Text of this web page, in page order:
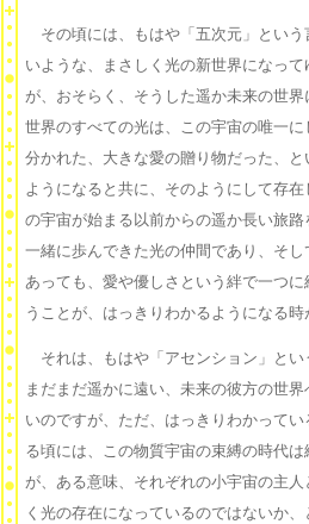
その頃には、もはや「五次元」という
いような、まさしく光の新世界になっ
が、おそらく、そうした遥か未来の世
世界のすべての光は、この宇宙の唯一
分かれた、大きな愛の贈り物だった、
ようになると共に、そのようにして存
の宇宙が始まる以前からの遥か長い旅
一緒に歩んできた光の仲間であり、そ
あっても、愛や優しさという絆で一つ
うことが、はっきりわかるようになる時
それは、もはや「アセンション」とい
まだまだ遥かに遠い、未来の彼方の世
いのですが、ただ、はっきりわかって
る頃には、この物質宇宙の束縛の時代
が、ある意味、それぞれの小宇宙の主
く光の存在になっているのではないか、